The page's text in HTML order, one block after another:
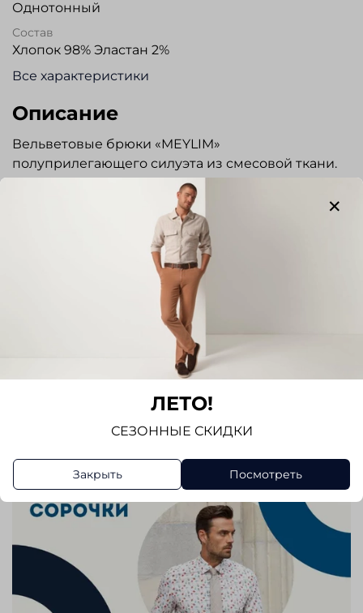
Однотонный
Состав
Хлопок 98% Эластан 2%
Все характеристики
Описание
Вельветовые брюки «MEYLIM»
полуприлегающего силуэта из смесовой ткани.
Ткань повышенной растяжимости, практически
не мнется. Гульфик на молнии, пояс
застегивается на пуговицу. Боковые карманы
расположены наклонно. Задние карманы с
застежкой на пуговицы. Брюки прекрасно
сочетаются с сорочками и трикотажем. Отлично
подходят для повседневной носки.
Написать отзыв
ЛЕТО!
СЕЗОННЫЕ СКИДКИ
Закрыть Посмотреть